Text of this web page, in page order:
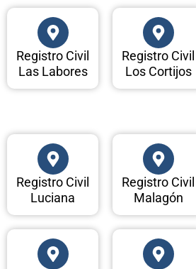
Registro Civil
Las Labores
Registro Civil
Los Cortijos
Registro Civil
Luciana
Registro Civil
Malagón